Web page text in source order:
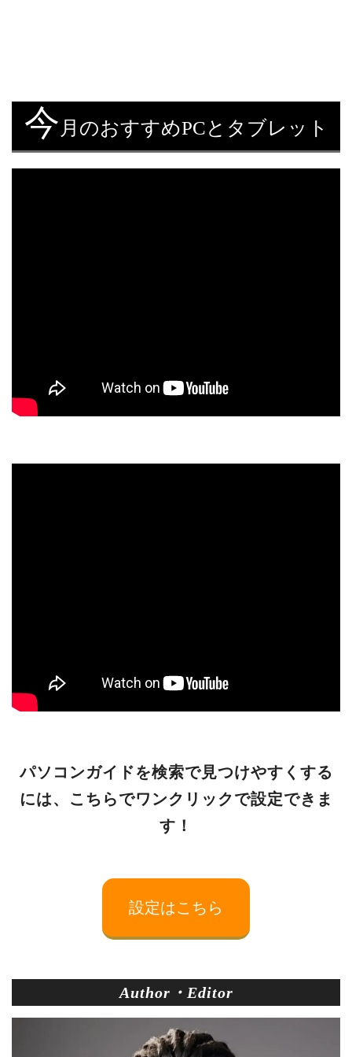
今 月のおすすめPCとタブレット
パソコンガイドを検索で見つけやすくする
には、こちらでワンクリックで設定できま
す！
設定はこちら
Author・Editor